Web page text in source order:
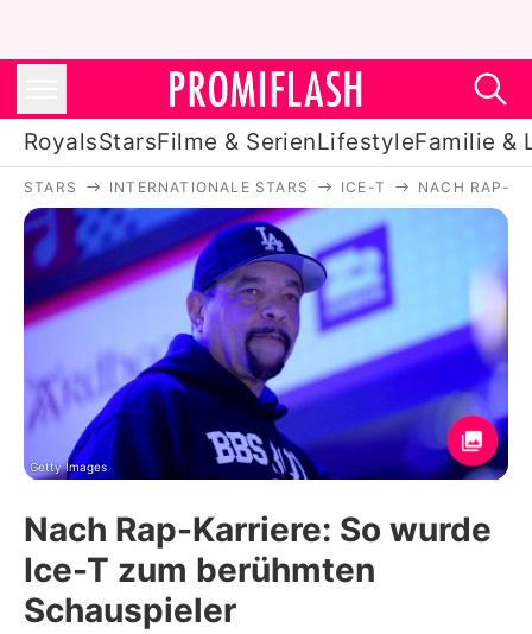
RoyalsStarsFilme & SerienLifestyleFamilie &
Royals
Stars
Filme & Serien
Lifestyle
Familie & Liebe
Promiflash Exklusiv
Alle Themen auf Promiflash
STARS INTERNATIONALE STARS ICE-T NACH RAP-
Getty Images
Nach Rap-Karriere: So wurde
Ice-T zum berühmten
Schauspieler